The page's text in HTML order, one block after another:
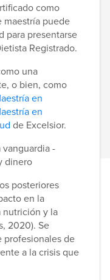
como
maestría puede
para presentarse
Registrado.
una
o bien, como
en
en
de Excelsior.
vanguardia -
dinero
posteriores
en la
nutrición y la
2020). Se
profesionales de
a la crisis que